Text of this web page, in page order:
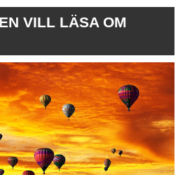
VILL LÄSA OM